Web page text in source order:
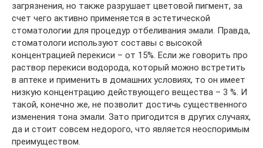
загрязнения, но также разрушает цветовой пигмент, за
счет чего активно применяется в эстетической
стоматологии для процедур отбеливания эмали. Правда,
стоматологи используют составы с высокой
концентрацией перекиси – от 15%. Если же говорить про
раствор перекиси водорода, который можно встретить
в аптеке и применить в домашних условиях, то он имеет
низкую концентрацию действующего вещества – 3 %. И
такой, конечно же, не позволит достичь существенного
изменения тона эмали. Зато пригодится в других случаях,
да и стоит совсем недорого, что является неоспоримым
преимуществом.